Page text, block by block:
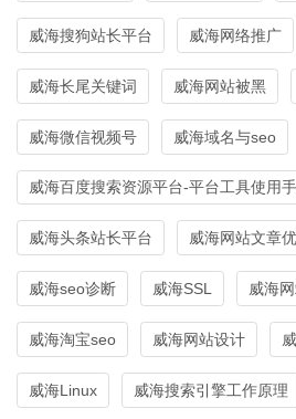
威海搜狗站长平台 威海网络推广
威海长尾关键词 威海网站被黑
威海微信视频号 威海域名与seo
威海百度搜索资源平台-平台工具使用
威海头条站长平台 威海网站文章
威海seo诊断 威海SSL 威海
威海淘宝seo 威海网站设计
威海Linux 威海搜索引擎工作原理